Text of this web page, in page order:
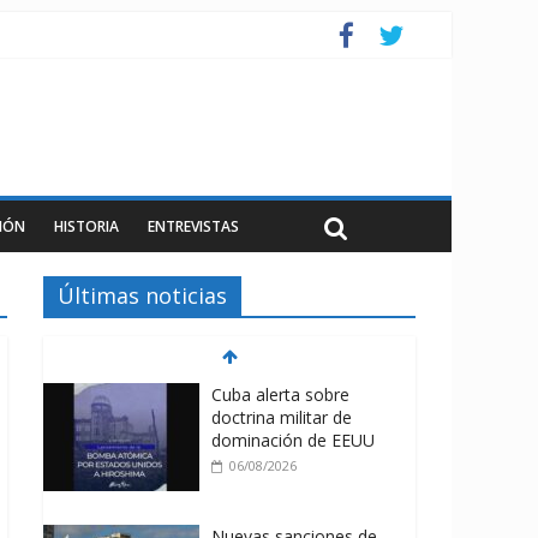
HISTORIA ENTREVISTAS
Últimas noticias
Cuba alerta sobre
doctrina militar de
dominación de EEUU
06/08/2026